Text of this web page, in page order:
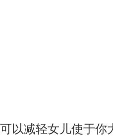
以减轻女儿使于你